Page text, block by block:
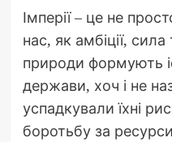
Імперії – це не
нас, як амбіції,
природи формують
держави, хоч і не
успадкували їхні
боротьбу за